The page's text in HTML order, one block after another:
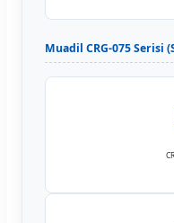
Muadil CRG-075 Serisi